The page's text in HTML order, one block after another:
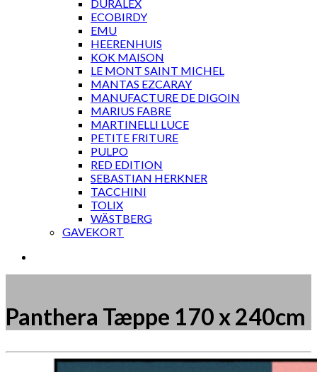
DURALEX
ECOBIRDY
EMU
HEERENHUIS
KOK MAISON
LE MONT SAINT MICHEL
MANTAS EZCARAY
MANUFACTURE DE DIGOIN
MARIUS FABRE
MARTINELLI LUCE
PETITE FRITURE
PULPO
RED EDITION
SEBASTIAN HERKNER
TACCHINI
TOLIX
WÄSTBERG
GAVEKORT
Panthera Tæppe 170 x 240cm
Måske kunne nogle af disse produkter have din